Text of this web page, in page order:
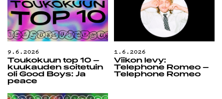
9.6.2026
Toukokuun top 10 –
kuukauden soitetuin
oli Good Boys: Ja
peace
1.6.2026
Viikon levy:
Telephone Romeo –
Telephone Romeo